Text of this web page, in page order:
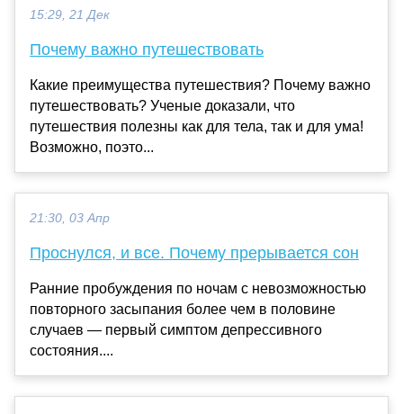
15:29, 21 Дек
Почему важно путешествовать
Какие преимущества путешествия? Почему важно
путешествовать? Ученые доказали, что
путешествия полезны как для тела, так и для ума!
Возможно, поэто...
21:30, 03 Апр
Проснулся, и все. Почему прерывается сон
Ранние пробуждения по ночам с невозможностью
повторного засыпания более чем в половине
случаев — первый симптом депрессивного
состояния....